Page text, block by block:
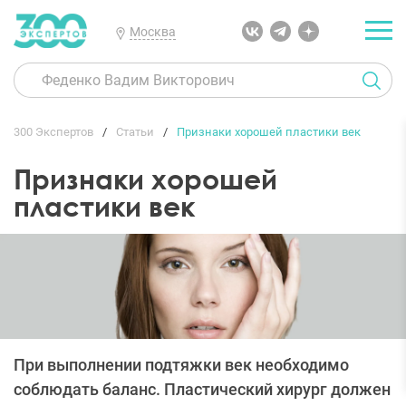
Москва
300 Экспертов Статьи Признаки хорошей пластики век
Признаки хорошей
пластики век
При выполнении подтяжки век необходимо
соблюдать баланс. Пластический хирург должен